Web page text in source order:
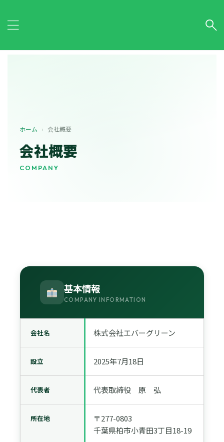
ホーム › 会社概要
会社概要
COMPANY
基本情報
COMPANY INFORMATION
会社名 株式会社エバーグリーン
設立 2025年7月18日
代表者 代表取締役 原 弘
所在地
〒277-0803
千葉県柏市小青田3丁目18-19